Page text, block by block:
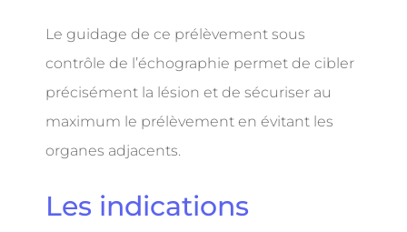
Le guidage de ce prélèvement sous
contrôle de l’échographie permet de cibler
précisément la lésion et de sécuriser au
maximum le prélèvement en évitant les
organes adjacents.
Les indications